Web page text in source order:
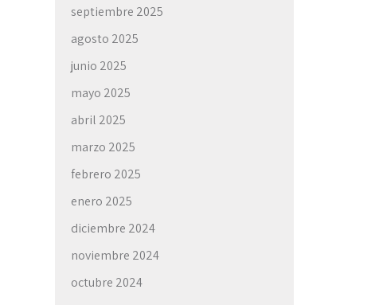
septiembre 2025
agosto 2025
junio 2025
mayo 2025
abril 2025
marzo 2025
febrero 2025
enero 2025
diciembre 2024
noviembre 2024
octubre 2024